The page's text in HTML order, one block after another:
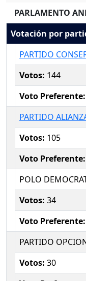
PARLAMENTO
Votación por
PARTIDO
Votos: 144
Voto Preferente:
PARTIDO
Votos: 105
Voto Preferente:
POLO
Votos: 34
Voto Preferente:
PARTIDO
Votos: 30